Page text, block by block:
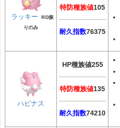
ラッキー
※D振
りのみ
特防種族値105
耐久指数76375
ハピナス
HP種族値255
特防種族値135
耐久指数74210